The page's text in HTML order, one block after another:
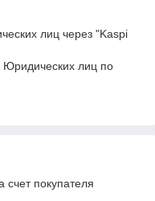
лиц через "Kaspi
Юридических лиц по
счет покупателя